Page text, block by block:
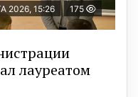
2026, 15:26 175
лауреатом